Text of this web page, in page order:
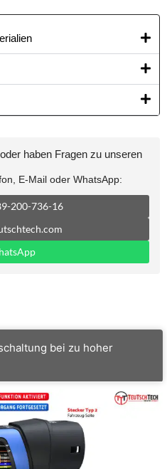
haben Fragen zu unseren
E-Mail oder WhatsApp:
200-736-16
bei zu hoher